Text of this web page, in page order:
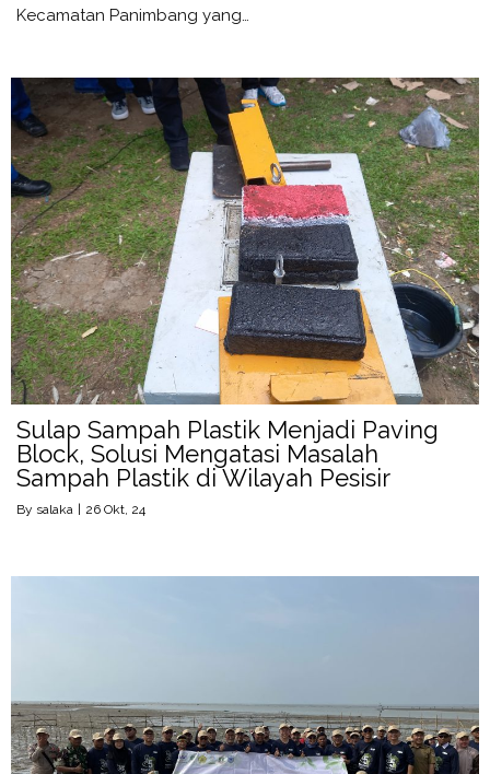
Kecamatan Panimbang yang…
Sulap Sampah Plastik Menjadi Paving
Block, Solusi Mengatasi Masalah
Sampah Plastik di Wilayah Pesisir
By salaka 26 Okt, 24